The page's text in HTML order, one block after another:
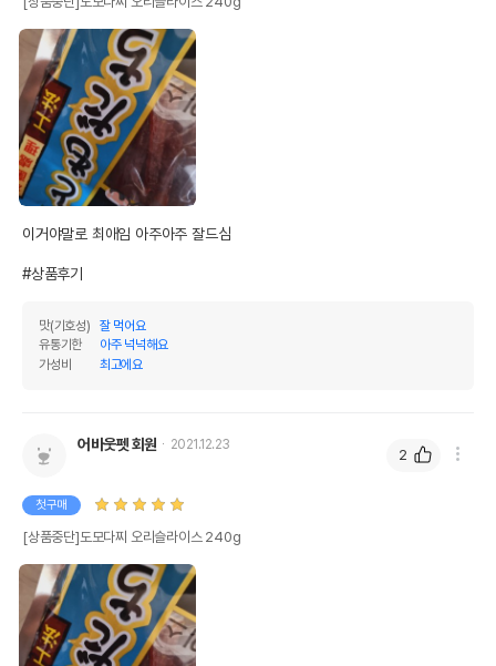
이거야말로 최애임 아주아주 잘드심
#상품후기
맛(기호성)
잘 먹어요
유통기한
아주 넉넉해요
가성비
최고에요
어바웃펫 회원 2021.12.23
첫구매
[상품중단]도모다찌 오리슬라이스 240g
2